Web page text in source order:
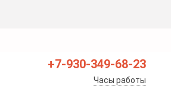
+7-930-349-68-23
Часы работы